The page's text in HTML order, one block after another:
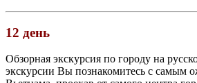
12 день
Обзорная экскурсия по городу на
экскурсии Вы познакомитесь с самым